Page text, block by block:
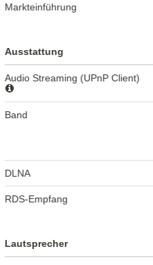
Markteinführung
Ausstattung
Audio Streaming (UPnP Client)
Band
DLNA
RDS-Empfang
Lautsprecher